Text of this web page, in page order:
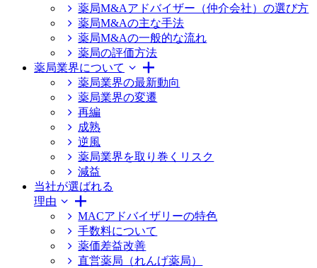
薬局M&Aアドバイザー（仲介会社）の選び方
薬局M&Aの主な手法
薬局M&Aの一般的な流れ
薬局の評価方法
薬局業界について
薬局業界の最新動向
薬局業界の変遷
再編
成熟
逆風
薬局業界を取り巻くリスク
減益
当社が選ばれる
理由
MACアドバイザリーの特色
手数料について
薬価差益改善
直営薬局（れんげ薬局）